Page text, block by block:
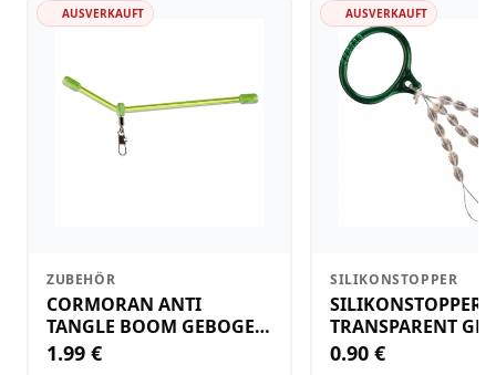
AUSVERKAUFT
ZUBEHÖR
CORMORAN ANTI
TANGLE BOOM GEBOGEN
12CM M.WIRBEL(PLASTIK)
1.99 €
AUSVERKAUFT
SILIKONSTOPPER
SILIKONSTOPPER
TRANSPARENT
KLEIN
0.90 €